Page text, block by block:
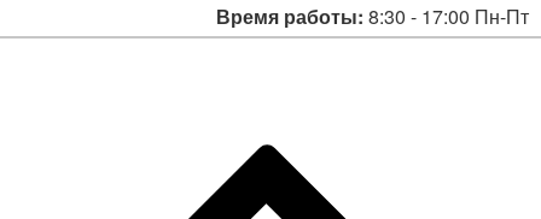
Время работы: 8:30 - 17:00 Пн-Пт